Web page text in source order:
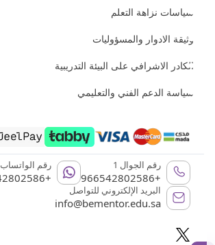
سياسات نزاهة التعلم
وثيقة الادوار والمسؤوليات
الكادر الاشرافي على البيئة التدريبية
سياسة الدعم الفني والتعليمي
رقم الجوال 1
+966542802586
رقم الواتساب
+966542802586
البريد الإلكتروني للتواصل
info@bementor.edu.sa